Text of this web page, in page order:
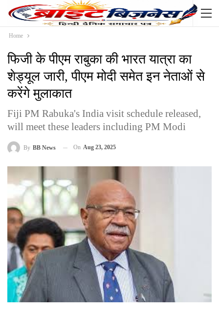
Home
फिजी के पीएम राबुका की भारत यात्रा का
शेड्यूल जारी, पीएम मोदी समेत इन नेताओं से
करेंगे मुलाकात
Fiji PM Rabuka's India visit schedule released,
will meet these leaders including PM Modi
By BB News On Aug 23, 2025